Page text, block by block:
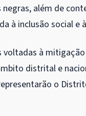
além de
à inclusão social e
à
distrital e
o